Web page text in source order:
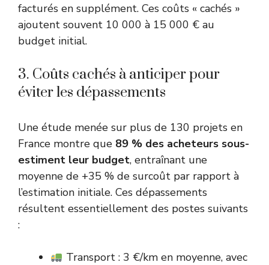
facturés en supplément. Ces coûts « cachés »
ajoutent souvent 10 000 à 15 000 € au
budget initial.
3. Coûts cachés à anticiper pour
éviter les dépassements
Une étude menée sur plus de 130 projets en
France montre que 89 % des acheteurs sous-
estiment leur budget, entraînant une
moyenne de +35 % de surcoût par rapport à
l’estimation initiale. Ces dépassements
résultent essentiellement des postes suivants
:
Transport : 3 €/km en moyenne, avec